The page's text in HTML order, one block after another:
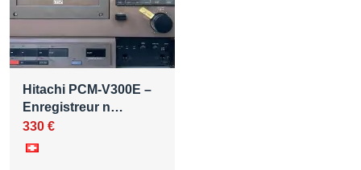
Hitachi PCM-V300E –
Enregistreur n…
330 €